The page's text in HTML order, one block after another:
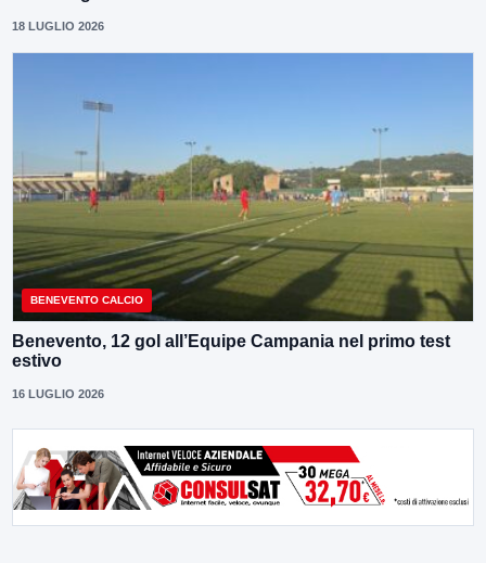
18 LUGLIO 2026
BENEVENTO CALCIO
Benevento, 12 gol all’Equipe Campania nel primo test
estivo
16 LUGLIO 2026